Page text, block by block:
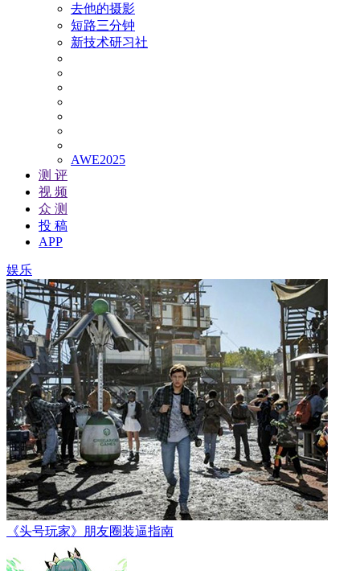
去他的摄影
短路三分钟
新技术研习社
AWE2025
测 评
视 频
众 测
投 稿
APP
娱乐
《头号玩家》朋友圈装逼指南